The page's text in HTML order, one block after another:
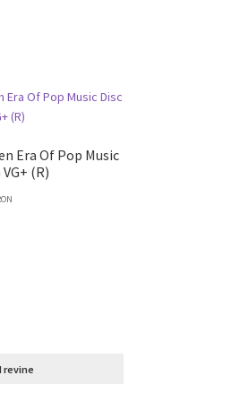
Era Of Pop Music
Disc Vinil LP VG VG+ (R)
revine